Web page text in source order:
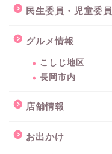
民生委員・児童委員
グルメ情報
こしじ地区
長岡市内
店舗情報
お出かけ